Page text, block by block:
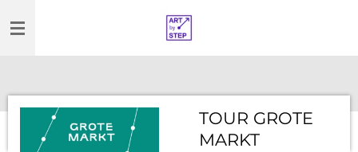
to
main
TOUR GROTE
MARKT